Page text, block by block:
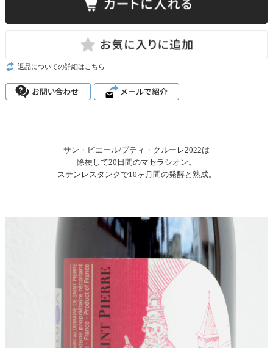
返品についての詳細はこちら
サン・ピエール/プティ・クルーレ2022は
除梗して20日間のマセラシオン。
ステンレスタンクで10ヶ月間の発酵と熟成。